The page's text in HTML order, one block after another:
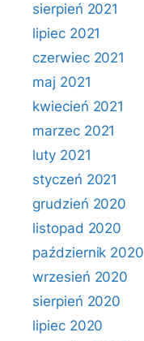
sierpień 2021
lipiec 2021
czerwiec 2021
maj 2021
kwiecień 2021
marzec 2021
luty 2021
styczeń 2021
grudzień 2020
listopad 2020
październik 2020
wrzesień 2020
sierpień 2020
lipiec 2020